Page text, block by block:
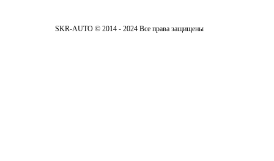
SKR-AUTO © 2014 - 2024 Все права защищены